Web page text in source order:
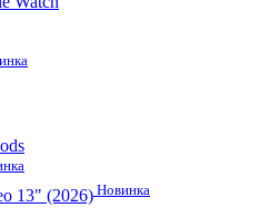
13" (2026) Новинка